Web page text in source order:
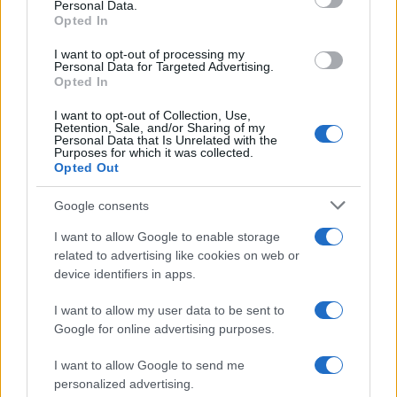
not limited to your visit or usage behaviour. You may click to
grant or deny consent to Google and its third-party tags to
consent section.
Personal Data.
Opted In
I want to opt-out of processing my
Personal Data for Targeted Advertising.
Opted In
I want to opt-out of Collection, Use,
Retention, Sale, and/or Sharing of my
Personal Data that Is Unrelated with the
Purposes for which it was collected.
Opted Out
Google consents
I want to allow Google to enable storage
related to advertising like cookies on web or
device identifiers in apps.
I want to allow my user data to be sent to
Google for online advertising purposes.
I want to allow Google to send me
personalized advertising.
di Ludovica Valli: “Letto cose
sconvolgenti su di me”
Uomini e Donne, retroscena di
Alice Barisciani: “Ricevevo
minacce e insulti”
Belen Rodriguez ritrova la
compagno Gaetano Fidanzati
Uomini e Donne, Elisabetta
ma non mollo”
Temptation Island, affari d’oro per Giovanni
Grazioso: attività in espansione?